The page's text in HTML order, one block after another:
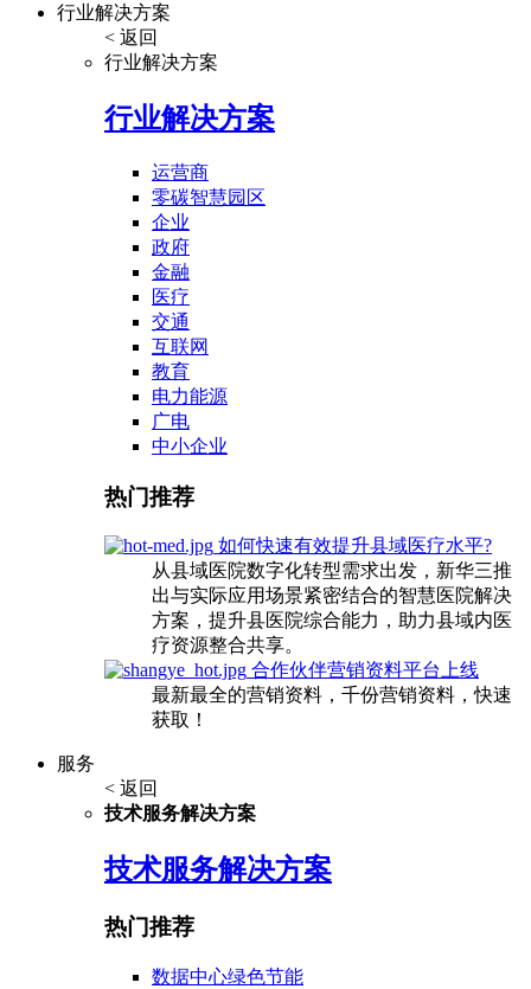
行业解决方案
< 返回
行业解决方案
行业解决方案
运营商
零碳智慧园区
企业
政府
金融
医疗
交通
互联网
教育
电力能源
广电
中小企业
热门推荐
如何快速有效提升县域医疗水平?
从县域医院数字化转型需求出发，新华三推
出与实际应用场景紧密结合的智慧医院解决
方案，提升县医院综合能力，助力县域内医
疗资源整合共享。
合作伙伴营销资料平台上线
最新最全的营销资料，千份营销资料，快速
获取！
服务
< 返回
技术服务解决方案
技术服务解决方案
热门推荐
数据中心绿色节能